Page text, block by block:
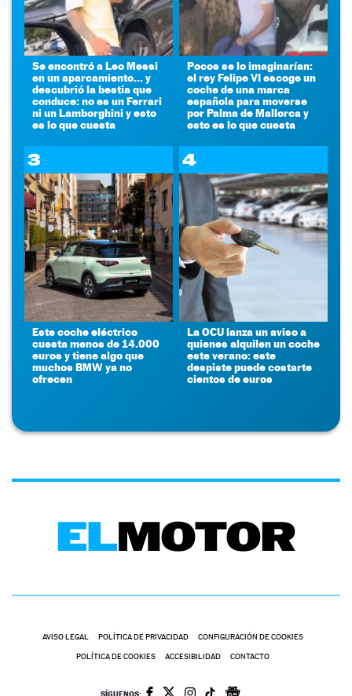
Se encontró a Leo Messi
en un aparcamiento... y
descubrió la bestia que
conduce: no es un Ferrari
ni un Lamborghini y esto
es lo que cuesta
Pocos se lo imaginarían:
el rey Felipe VI escoge un
coche de una marca
española para moverse
por Palma de Mallorca y
esto es lo que cuesta
3
Este coche eléctrico
cuesta menos de 14.000
euros y tiene algo que
muchos BMW ya no
ofrecen
4
La OCU lanza un aviso a
quienes alquilen un coche
este verano: este
despiste puede costarte
cientos de euros
AVISO LEGAL POLÍTICA DE PRIVACIDAD CONFIGURACIÓN DE COOKIES
POLÍTICA DE COOKIES ACCESIBILIDAD CONTACTO
SÍGUENOS: